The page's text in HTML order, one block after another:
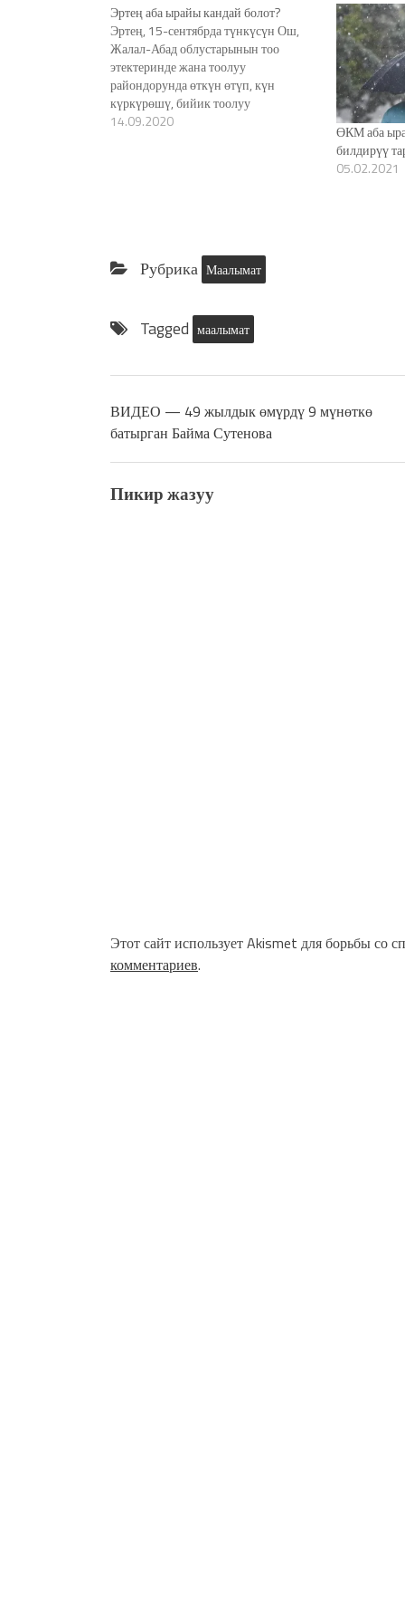
Эртең аба ырайы кандай болот?
Эртең, 15-сентябрда түнкүсүн Ош,
Жалал-Абад облустарынын тоо
этектеринде жана тоолуу
райондорунда өткүн өтүп, күн
күркүрөшү, бийик тоолуу
райондорунда кар жаашы күтүлөт.
+22…+27, Баткенде түнкүсүн: +11…
+16, күндүз: +26…+31, Ош…
14.09.2020
ӨКМ аба
билдирүү
05.02.2021
Рубрика Маалымат
Tagged маалымат
ВИДЕО — 49 жылдык өмүрдү 9 мүнөткө
батырган Байма Сутенова
Пикир жазуу
Этот сайт использует Akismet для борьбы со
комментариев.